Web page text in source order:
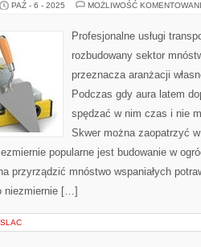
PAŹ - 6 - 2025 MOŻLIWOŚĆ
Profesjonalne usługi
rozbudowany sektor
przeznacza aranżacji
Podczas gdy aura latem
spędzać w nim czas i nie
Skwer można zaopatrzyć
popularne jest budowanie w
przyrządzić mnóstwo wspaniałych
niezmiernie […]